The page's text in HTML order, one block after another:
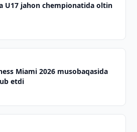
U17 jahon chempionatida oltin
Miami 2026 musobaqasida
etdi